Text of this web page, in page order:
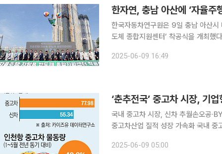
한자연, 충남 아산에 ‘자율주
한국자동차연구원은 9일 충남 아산시
도체 종합지원센터’ 착공식을 개최했다고 밝혔다. 자율주행·차량용 반도체
행차 및 차량용 반도체의 안전·신뢰성
2025-06-09 16:49
‘춘추전국’ 중고차 시장, 기
국내 중고차 시장, 신차 추월손오공
중고차산업 질적 성장 가속화 국내 중고차 시장이 신차 시장을 뛰어넘는 성장세를 보이며 새로운 산
유입되면서 중고차 산업 전반에 구조
2025-06-09 05:00